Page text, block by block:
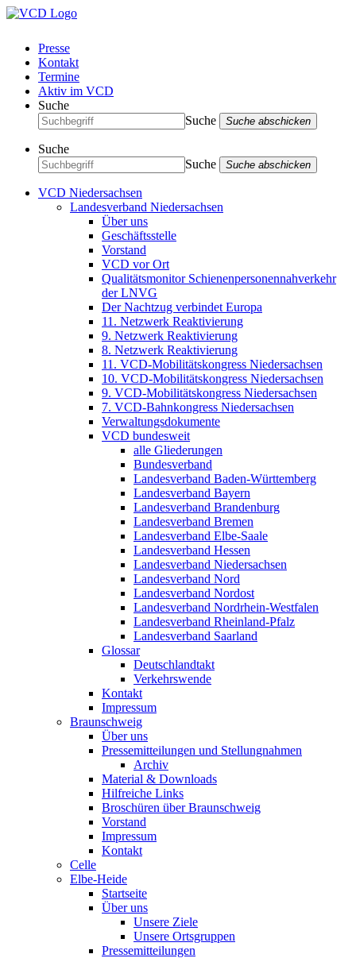
Presse
Kontakt
Termine
Aktiv im VCD
Suche
Suche
Suche abschicken
Suche
Suche
Suche abschicken
VCD Niedersachsen
Landesverband Niedersachsen
Über uns
Geschäftsstelle
Vorstand
VCD vor Ort
Qualitätsmonitor Schienenpersonennahverkehr
der LNVG
Der Nachtzug verbindet Europa
11. Netzwerk Reaktivierung
9. Netzwerk Reaktivierung
8. Netzwerk Reaktivierung
11. VCD-Mobilitätskongress Niedersachsen
10. VCD-Mobilitätskongress Niedersachsen
9. VCD-Mobilitätskongress Niedersachsen
7. VCD-Bahnkongress Niedersachsen
Verwaltungsdokumente
VCD bundesweit
alle Gliederungen
Bundesverband
Landesverband Baden-Württemberg
Landesverband Bayern
Landesverband Brandenburg
Landesverband Bremen
Landesverband Elbe-Saale
Landesverband Hessen
Landesverband Niedersachsen
Landesverband Nord
Landesverband Nordost
Landesverband Nordrhein-Westfalen
Landesverband Rheinland-Pfalz
Landesverband Saarland
Glossar
Deutschlandtakt
Verkehrswende
Kontakt
Impressum
Braunschweig
Über uns
Pressemitteilungen und Stellungnahmen
Archiv
Material & Downloads
Hilfreiche Links
Broschüren über Braunschweig
Vorstand
Impressum
Kontakt
Celle
Elbe-Heide
Startseite
Über uns
Unsere Ziele
Unsere Ortsgruppen
Pressemitteilungen